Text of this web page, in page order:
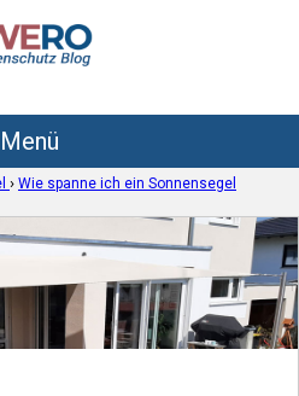
Menü
› Wie spanne ich ein Sonnensegel